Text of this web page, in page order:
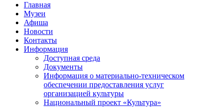
Главная
Музеи
Афиша
Новости
Контакты
Информация
Доступная среда
Документы
Информация о материально-техническом
обеспечении предоставления услуг
организацией культуры
Национальный проект «Культура»